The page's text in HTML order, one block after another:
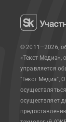
© 2011—2026,
«Текст Медиа»,
управляется
"Текст Медиа",
осуществляет